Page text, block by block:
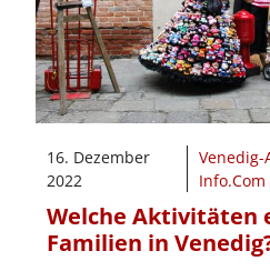
16. Dezember
2022
Info.Com
Welche Aktivitäten
Familien in